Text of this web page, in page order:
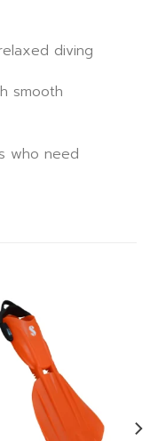
diving
smooth
who need